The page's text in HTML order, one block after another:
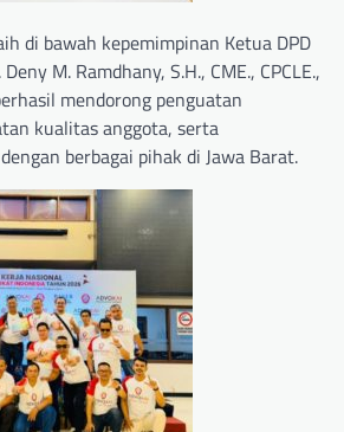
di bawah kepemimpinan Ketua DPD
M. Ramdhany, S.H., CME., CPCLE.,
mendorong penguatan
kualitas anggota, serta
berbagai pihak di Jawa Barat.